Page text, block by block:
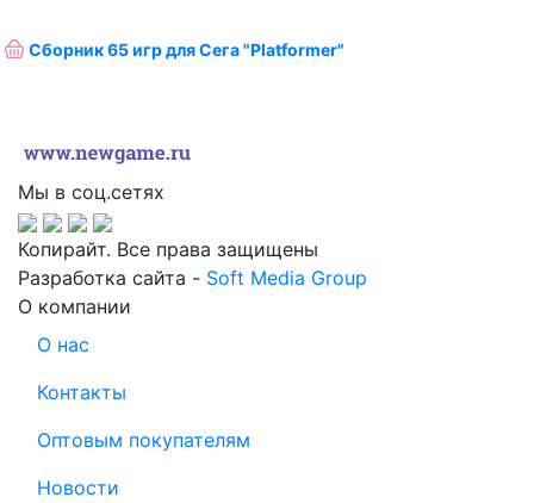
Сборник 65 игр для Сега "Platformer"
Мы в соц.сетях
Копирайт. Все права защищены
Разработка сайта - Soft Media Group
О компании
О нас
Контакты
Оптовым покупателям
Новости